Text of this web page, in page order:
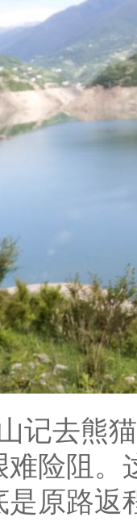
记去熊
险阻。
原路返